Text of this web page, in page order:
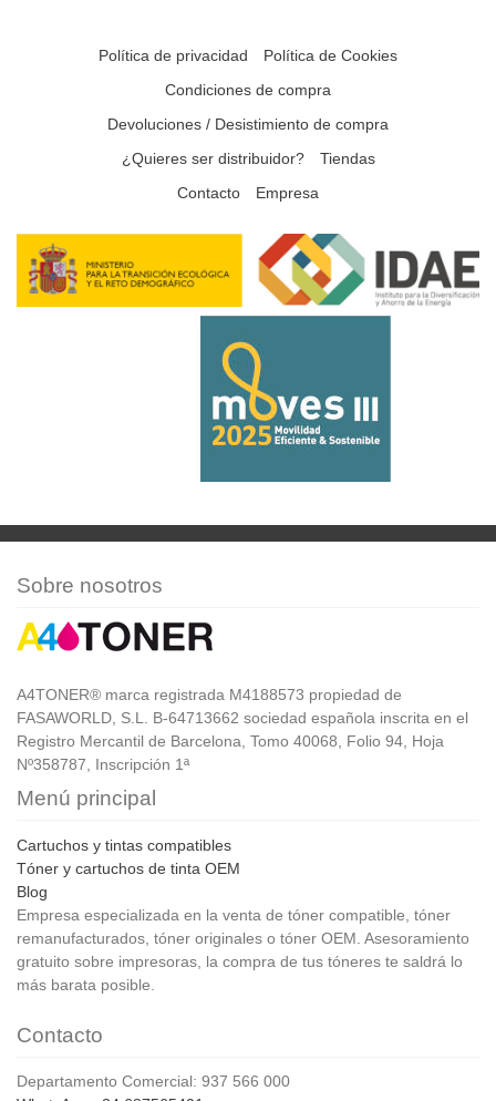
Política de privacidad
Política de Cookies
Condiciones de compra
Devoluciones / Desistimiento de compra
¿Quieres ser distribuidor?
Tiendas
Contacto
Empresa
Sobre nosotros
A4TONER® marca registrada M4188573 propiedad de
FASAWORLD, S.L. B-64713662 sociedad española inscrita en el
Registro Mercantil de Barcelona, Tomo 40068, Folio 94, Hoja
Nº358787, Inscripción 1ª
Menú principal
Cartuchos y tintas compatibles
Tóner y cartuchos de tinta OEM
Blog
Empresa especializada en la venta de tóner compatible, tóner
remanufacturados, tóner originales o tóner OEM. Asesoramiento
gratuito sobre impresoras, la compra de tus tóneres te saldrá lo
más barata posible.
Contacto
Departamento Comercial: 937 566 000